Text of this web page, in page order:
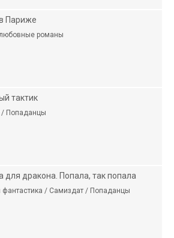
Париже
романы
тактик
/ Попаданцы
для дракона. Попала, так попала
/ Самиздат / Попаданцы